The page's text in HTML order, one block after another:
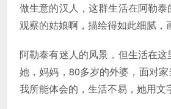
做生意的汉人，这群生活在阿勒
观察的姑娘啊，描绘得如此细腻
阿勒泰有迷人的风景，但生活在
她，妈妈，80多岁的外婆，面对
我所能体会的，生活不易，她用文